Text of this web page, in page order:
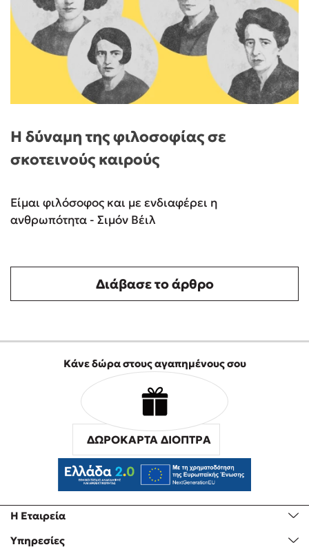
Η δύναμη της φιλοσοφίας σε
σκοτεινούς καιρούς
Είμαι φιλόσοφος και με ενδιαφέρει η
ανθρωπότητα - Σιμόν Βέιλ
Διάβασε το άρθρο
Η Εταιρεία
Υπηρεσίες
Κάνε δώρα στους αγαπημένους σου
ΔΩΡΟΚΑΡΤΑ ΔΙΟΠΤΡΑ